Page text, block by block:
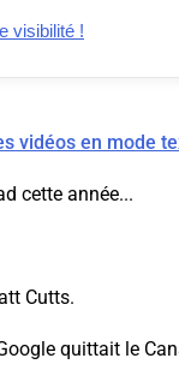
visibilité !
vidéos en mode
cette année...
Cutts.
quittait le